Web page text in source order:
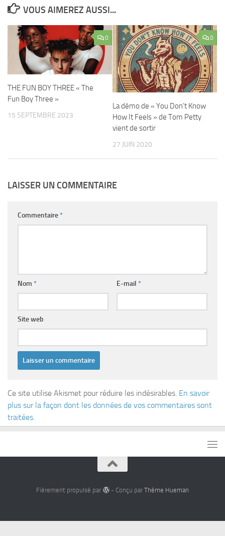
VOUS AIMEREZ AUSSI...
0
THE FUN BOY THREE « The
Fun Boy Three »
15 SEPTEMBRE 2023
0
La démo de « You Don’t Know
How It Feels » de Tom Petty
vient de sortir
27 JUIN 2020
LAISSER UN COMMENTAIRE
Commentaire*
Nom * E-mail *
Site web
Ce site utilise Akismet pour réduire les indésirables. En savoir
plus sur la façon dont les données de vos commentaires sont
traitées
Fièrement propulsé par - Conçu par Thème Hueman